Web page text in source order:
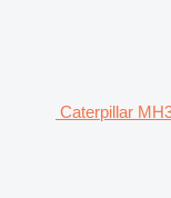
Caterpillar